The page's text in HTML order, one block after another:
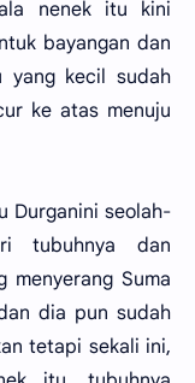
nenek itu kini
bayangan dan
yang kecil sudah
ke atas menuju
Durganini seolah-
tubuhnya dan
menyerang Suma
dia pun sudah
tetapi sekali ini,